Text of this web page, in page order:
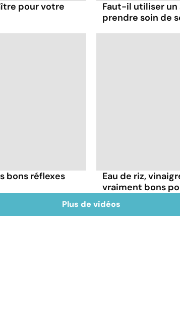
pour votre
Faut-il utiliser un
prendre soin de
bons réflexes
Eau de riz,
vraiment bons
Plus de vidéos